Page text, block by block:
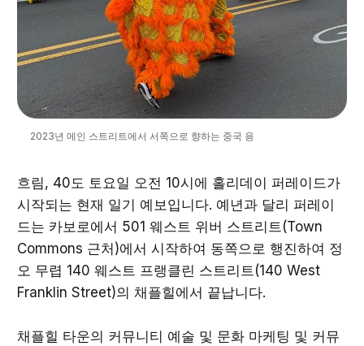
2023년 메인 스트리트에서 서쪽으로 향하는 중국 용
흐림, 40도 토요일 오전 10시에 홀리데이 퍼레이드가
시작되는 현재 일기 예보입니다. 예년과 달리 퍼레이
드는 카보로에서 501 웨스트 위버 스트리트(Town
Commons 근처)에서 시작하여 동쪽으로 행진하여 정
오 무렵 140 웨스트 프랭클린 스트리트(140 West
Franklin Street)의 채플힐에서 끝납니다.
채플힐 타운의 커뮤니티 예술 및 문화 마케팅 및 커뮤